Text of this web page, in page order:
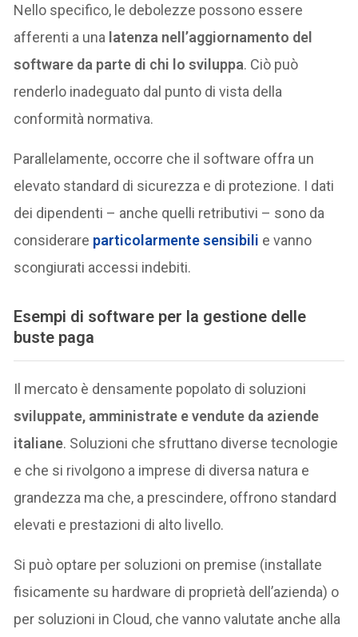
Nello specifico, le debolezze possono essere
afferenti a una latenza nell’aggiornamento del
software da parte di chi lo sviluppa. Ciò può
renderlo inadeguato dal punto di vista della
conformità normativa.
Parallelamente, occorre che il software offra un
elevato standard di sicurezza e di protezione. I dati
dei dipendenti – anche quelli retributivi – sono da
considerare particolarmente sensibili e vanno
scongiurati accessi indebiti.
Esempi di software per la gestione delle
buste paga
Il mercato è densamente popolato di soluzioni
sviluppate, amministrate e vendute da aziende
italiane. Soluzioni che sfruttano diverse tecnologie
e che si rivolgono a imprese di diversa natura e
grandezza ma che, a prescindere, offrono standard
elevati e prestazioni di alto livello.
Si può optare per soluzioni on premise (installate
fisicamente su hardware di proprietà dell’azienda) o
per soluzioni in Cloud, che vanno valutate anche alla